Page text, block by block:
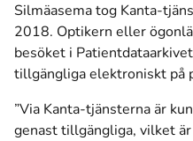
Silmäasema tog Kanta-
2018. Optikern eller
besöket i
tillgängliga elektroniskt på
”Via Kanta-tjänsterna är
genast tillgängliga, vilket